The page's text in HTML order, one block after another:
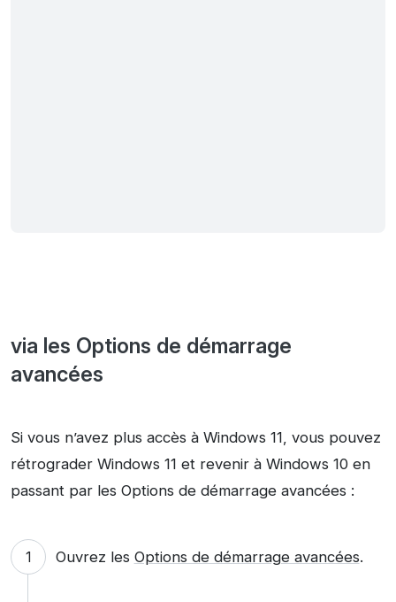
via les Options de démarrage
avancées
Si vous n’avez plus accès à Windows 11, vous pouvez
rétrograder Windows 11 et revenir à Windows 10 en
passant par les Options de démarrage avancées :
Ouvrez les Options de démarrage avancées.